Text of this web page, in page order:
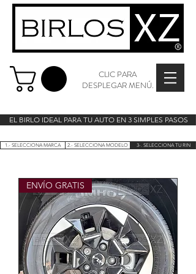
CLIC PARA
DESPLEGAR MENÚ.
EL BIRLO IDEAL PARA TU AUTO EN 3 SIMPLES PASOS
1.- SELECCIONA MARCA 2.- SELECCIONA MODELO 3-. SELECCIONA TU RIN
ENVÍO GRATIS